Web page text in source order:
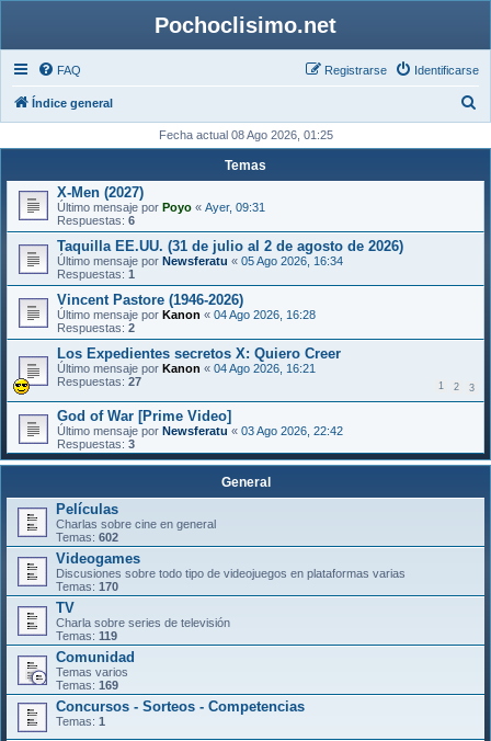
Pochoclisimo.net
FAQ Identificarse
Registrarse
Índice general
c
r
Fecha actual 08 Ago 2026, 01:25
Temas
X-Men (2027)
Último mensaje por Poyo « Ayer, 09:31
Respuestas: 6
Taquilla EE.UU. (31 de julio al 2 de agosto de 2026)
Último mensaje por Newsferatu « 05 Ago 2026, 16:34
Respuestas: 1
Vincent Pastore (1946-2026)
Último mensaje por Kanon « 04 Ago 2026, 16:28
Respuestas: 2
Los Expedientes secretos X: Quiero Creer
Último mensaje por Kanon « 04 Ago 2026, 16:21
Respuestas: 27 1 2 3
God of War [Prime Video]
Último mensaje por Newsferatu « 03 Ago 2026, 22:42
Respuestas: 3
General
Películas
Charlas sobre cine en general
Temas: 602
Videogames
Discusiones sobre todo tipo de videojuegos en plataformas varias
Temas: 170
TV
Charla sobre series de televisión
Temas: 119
Comunidad
Temas varios
Temas: 169
Concursos - Sorteos - Competencias
Temas: 1